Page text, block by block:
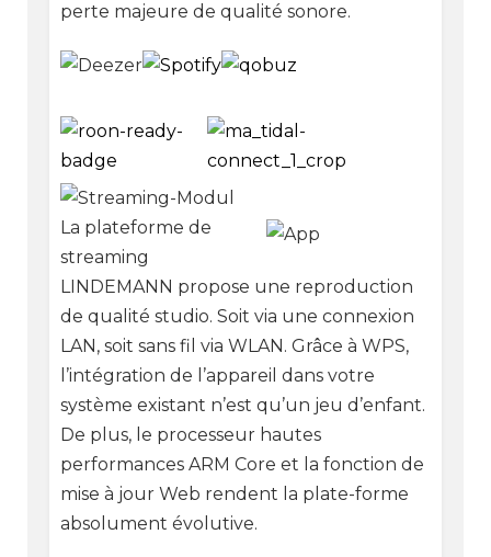
perte majeure de qualité sonore.
La plateforme de
streaming
LINDEMANN propose une reproduction
de qualité studio. Soit via une connexion
LAN, soit sans fil via WLAN. Grâce à WPS,
l’intégration de l’appareil dans votre
système existant n’est qu’un jeu d’enfant.
De plus, le processeur hautes
performances ARM Core et la fonction de
mise à jour Web rendent la plate-forme
absolument évolutive.